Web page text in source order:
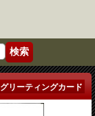
グリーティングカード